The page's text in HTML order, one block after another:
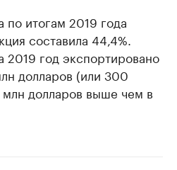
по итогам 2019 года
составила 44,4%.
2019 год экспортировано
долларов (или 300
млн долларов выше чем в